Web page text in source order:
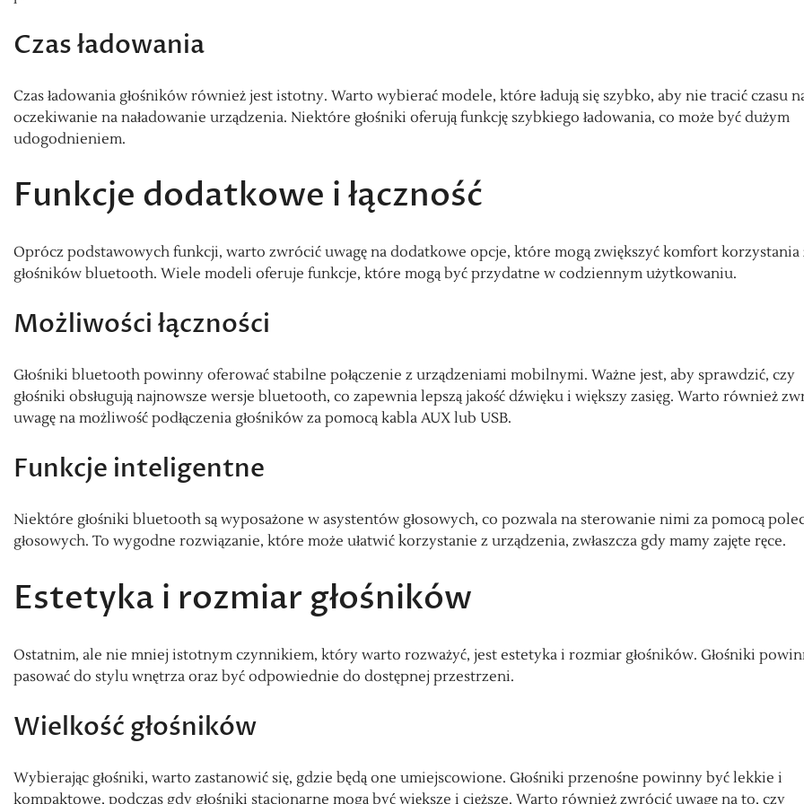
Czas ładowania
Czas ładowania głośników również jest istotny. Warto wybierać modele, które ładują się szybko, aby nie tracić czasu
oczekiwanie na naładowanie urządzenia. Niektóre głośniki oferują funkcję szybkiego ładowania, co może być dużym
udogodnieniem.
Funkcje dodatkowe i łączność
Oprócz podstawowych funkcji, warto zwrócić uwagę na dodatkowe opcje, które mogą zwiększyć komfort korzystania
głośników bluetooth. Wiele modeli oferuje funkcje, które mogą być przydatne w codziennym użytkowaniu.
Możliwości łączności
Głośniki bluetooth powinny oferować stabilne połączenie z urządzeniami mobilnymi. Ważne jest, aby sprawdzić, czy
głośniki obsługują najnowsze wersje bluetooth, co zapewnia lepszą jakość dźwięku i większy zasięg. Warto również
uwagę na możliwość podłączenia głośników za pomocą kabla AUX lub USB.
Funkcje inteligentne
Niektóre głośniki bluetooth są wyposażone w asystentów głosowych, co pozwala na sterowanie nimi za pomocą
głosowych. To wygodne rozwiązanie, które może ułatwić korzystanie z urządzenia, zwłaszcza gdy mamy zajęte ręce.
Estetyka i rozmiar głośników
Ostatnim, ale nie mniej istotnym czynnikiem, który warto rozważyć, jest estetyka i rozmiar głośników. Głośniki
pasować do stylu wnętrza oraz być odpowiednie do dostępnej przestrzeni.
Wielkość głośników
Wybierając głośniki, warto zastanowić się, gdzie będą one umiejscowione. Głośniki przenośne powinny być lekkie i
kompaktowe, podczas gdy głośniki stacjonarne mogą być większe i cięższe. Warto również zwrócić uwagę na to, czy